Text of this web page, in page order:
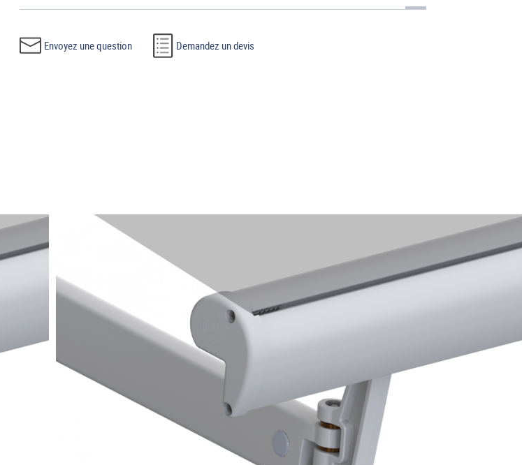
Envoyez une question Demandez un devis